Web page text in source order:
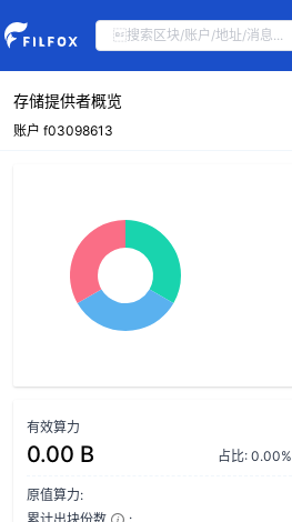
存储提供者概览
账户 f03098613
有效算力
0.00 B 占比: 0.00%
原值算力: